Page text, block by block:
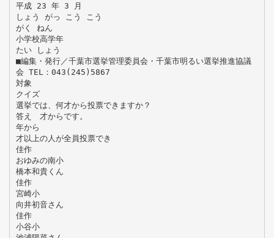
平成 23 年 3 月
しょう がっ こう こう
がく ねん
小学校高学年
たい しょう
■編集・発行／千葉市選挙管理委員会・千葉市明るい選挙推進協議
会 TEL：043(245)5867
対象
クイズ
選挙では、何才から投票できますか？
答え 才からです。
年から
才以上の人が全員投票でき
佳作
おゆみの南小
橋本和貴くん
佳作
宮崎小
向井初音さん
佳作
小谷小